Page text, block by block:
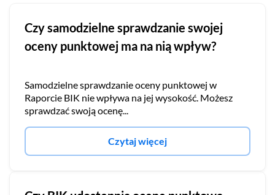
Czy samodzielne sprawdzanie swojej
oceny punktowej ma na nią wpływ?
Samodzielne sprawdzanie oceny punktowej w
Raporcie BIK nie wpływa na jej wysokość. Możesz
sprawdzać swoją ocenę...
Czytaj więcej